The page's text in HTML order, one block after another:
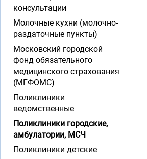
консультации
Молочные кухни (молочно-
раздаточные пункты)
Московский городской
фонд обязательного
медицинского страхования
(МГФОМС)
Поликлиники
ведомственные
Поликлиники городские,
амбулатории, МСЧ
Поликлиники детские